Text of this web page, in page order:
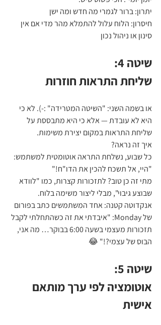
יתרון: ברור לגמרי מה חדש ומה ישן
חיסרון: הלוח עלול להתמלא מהר מדי אם אין
סינון או ניהול נכון
שיטה 4:
שליחת התראות חוזרות
או בשמה השני: "השיטה המטרידה" :-). לא כי
היא לא עובדת — אלא כי היא מתבססת על
שליחת התראות במקום יצירת משימות.
איך זה נראה?
כל שבוע, נשלחת התראה אוטומטית למשתמש:
"היי, אל תשכח להכין את הדו"ח!"
מתי זה כן טוב? לתזכורות קצרות, כמו "לוודא
שבוצע גיבוי", מבלי ליצור משימה בלוח.
אנקדוטה קטנה: אחד המשתמשים כתב בפורום
של Monday: "איבדתי את זה כשהתחלתי לקבל
תזכורות מעצמי בשעה 6:00 בבוקר… מה אני,
הבוס של עצמי?!" 😂
שיטה 5:
אוטומציה לפי ערך מותאם
אישית